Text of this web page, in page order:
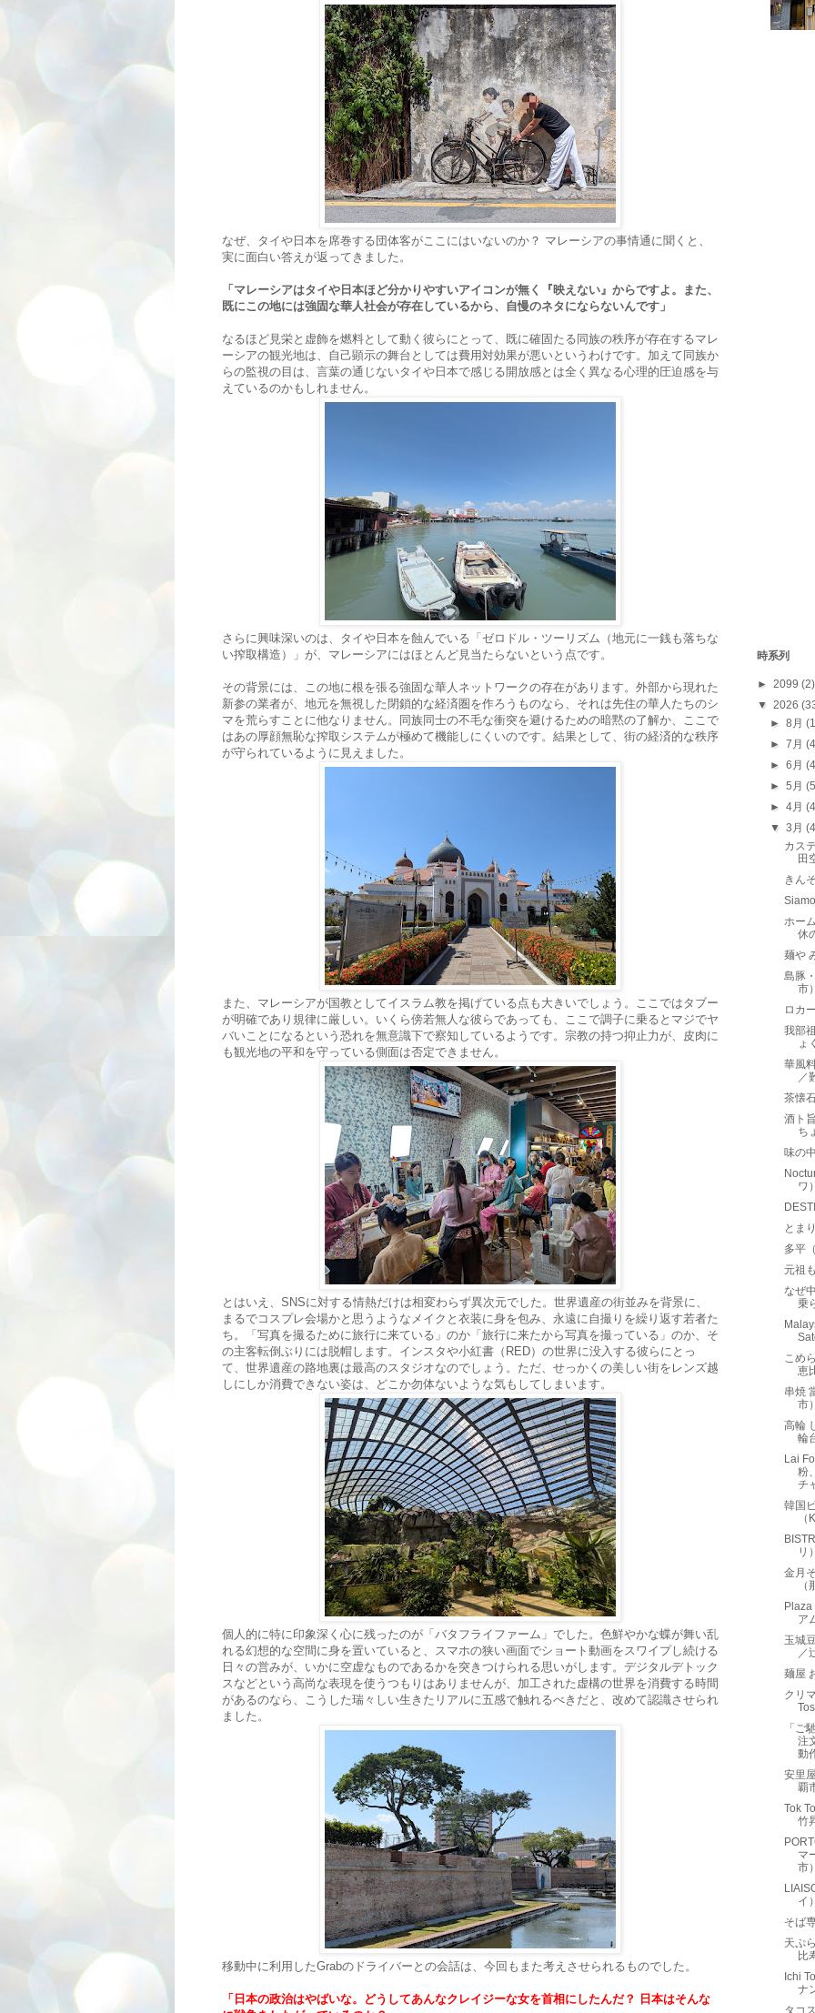
なぜ、タイや日本を席巻する団体客がここにはいないのか？ マレーシアの事情通に聞くと、
実に面白い答えが返ってきました。
「マレーシアはタイや日本ほど分かりやすいアイコンが無く『映えない』からですよ。また、
既にこの地には強固な華人社会が存在しているから、自慢のネタにならないんです 」
なるほど見栄と虚飾を燃料として動く彼らにとって、既に確固たる同族の秩序が存在するマレ
ーシアの観光地は、自己顕示の舞台としては費用対効果が悪いというわけです。加えて同族か
らの監視の目は、言葉の通じないタイや日本で感じる開放感とは全く異なる心理的圧迫感を与
えているのかもしれません。
さらに興味深いのは、タイや日本を蝕んでいる「ゼロドル・ツーリズム（地元に一銭も落ちな
い搾取構造）」が、マレーシアにはほとんど見当たらないという点です。
その背景には、この地に根を張る強固な華人ネットワークの存在があります。外部から現れた
新参の業者が、地元を無視した閉鎖的な経済圏を作ろうものなら、それは先住の華人たちのシ
マを荒らすことに他なりません。同族同士の不毛な衝突を避けるための暗黙の了解か、ここで
はあの厚顔無恥な搾取システムが極めて機能しにくいのです。結果として、街の経済的な秩序
が守られているように見えました。
また、マレーシアが国教としてイスラム教を掲げている点も大きいでしょう。ここではタブー
が明確であり規律に厳しい。いくら傍若無人な彼らであっても、ここで調子に乗るとマジでヤ
バいことになるという恐れを無意識下で察知しているようです。宗教の持つ抑止力が、皮肉に
も観光地の平和を守っている側面は否定できません。
とはいえ、SNSに対する情熱だけは相変わらず異次元でした。世界遺産の街並みを背景に、
まるでコスプレ会場かと思うようなメイクと衣装に身を包み、永遠に自撮りを繰り返す若者た
ち。「写真を撮るために旅行に来ている」のか「旅行に来たから写真を撮っている」のか、そ
の主客転倒ぶりには脱帽します。インスタや小紅書（RED）の世界に没入する彼らにとっ
て、世界遺産の路地裏は最高のスタジオなのでしょう。ただ、せっかくの美しい街をレンズ越
しにしか消費できない姿は、どこか勿体ないような気もしてしまいます。
個人的に特に印象深く心に残ったのが「バタフライファーム」でした。色鮮やかな蝶が舞い乱
れる幻想的な空間に身を置いていると、スマホの狭い画面でショート動画をスワイプし続ける
日々の営みが、いかに空虚なものであるかを突きつけられる思いがします。デジタルデトック
スなどという高尚な表現を使うつもりはありませんが、加工された虚構の世界を消費する時間
があるのなら、こうした瑞々しい生きたリアルに五感で触れるべきだと、改めて認識させられ
ました。
移動中に利用したGrabのドライバーとの会話は、今回もまた考えさせられるものでした。
「日本の政治はやばいな。どうしてあんなクレイジーな女を首相にしたんだ？ 日本はそんな
時系列
► 2099 (2)
▼ 2026
►8月
►7月
►6月
►5月
►4月
▼3月
カス
田
きん
ホー
休
麺や
島豚
市
ロカ
我部
ょ
華風
／
茶懐
酒ト
ち
味の
ワ
とま
多平
元祖
なぜ
乗
こめ
恵
串焼
市
高輪
輪
Lai
粉
チ
韓国
リ
金月
ア
玉城
／
麺屋
クリ
「ご
注
動
安里
覇
Tok
竹
マ
市
イ
そば
天ぷ
比
Ichi
ナ